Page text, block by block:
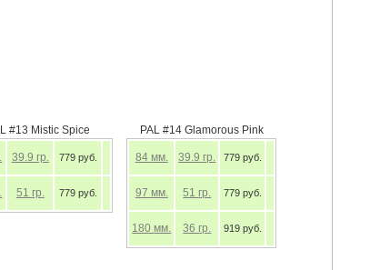
#13 Mistic Spice
39.9 гр. 779 руб.
51 гр. 779 руб.
PAL #14 Glamorous Pink
84 мм. 39.9 гр. 779 руб.
97 мм. 51 гр. 779 руб.
180 мм. 36 гр. 919 руб.